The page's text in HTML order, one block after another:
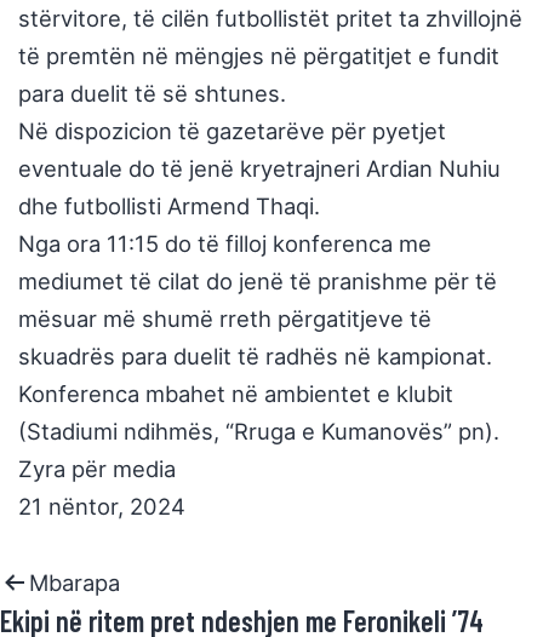
stërvitore, të cilën futbollistët pritet ta zhvillojnë
të premtën në mëngjes në përgatitjet e fundit
para duelit të së shtunes.
Në dispozicion të gazetarëve për pyetjet
eventuale do të jenë kryetrajneri Ardian Nuhiu
dhe futbollisti Armend Thaqi.
Nga ora 11:15 do të filloj konferenca me
mediumet të cilat do jenë të pranishme për të
mësuar më shumë rreth përgatitjeve të
skuadrës para duelit të radhës në kampionat.
Konferenca mbahet në ambientet e klubit
(Stadiumi ndihmës, “Rruga e Kumanovës” pn).
Zyra për media
21 nëntor, 2024
Mbarapa
Ekipi në ritem pret ndeshjen me Feronikeli ’74